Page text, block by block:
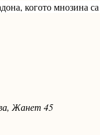
когото мнозина
Жанет 45